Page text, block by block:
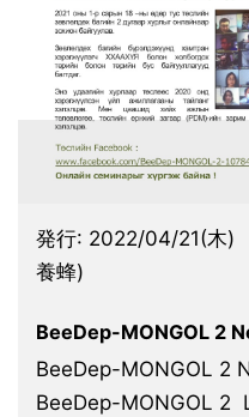
発行: 2022/04/21(木)
養蜂)
BeeDep-MONGOL 2
BeeDep-MONGOL 2
BeeDep-MONGOL 2